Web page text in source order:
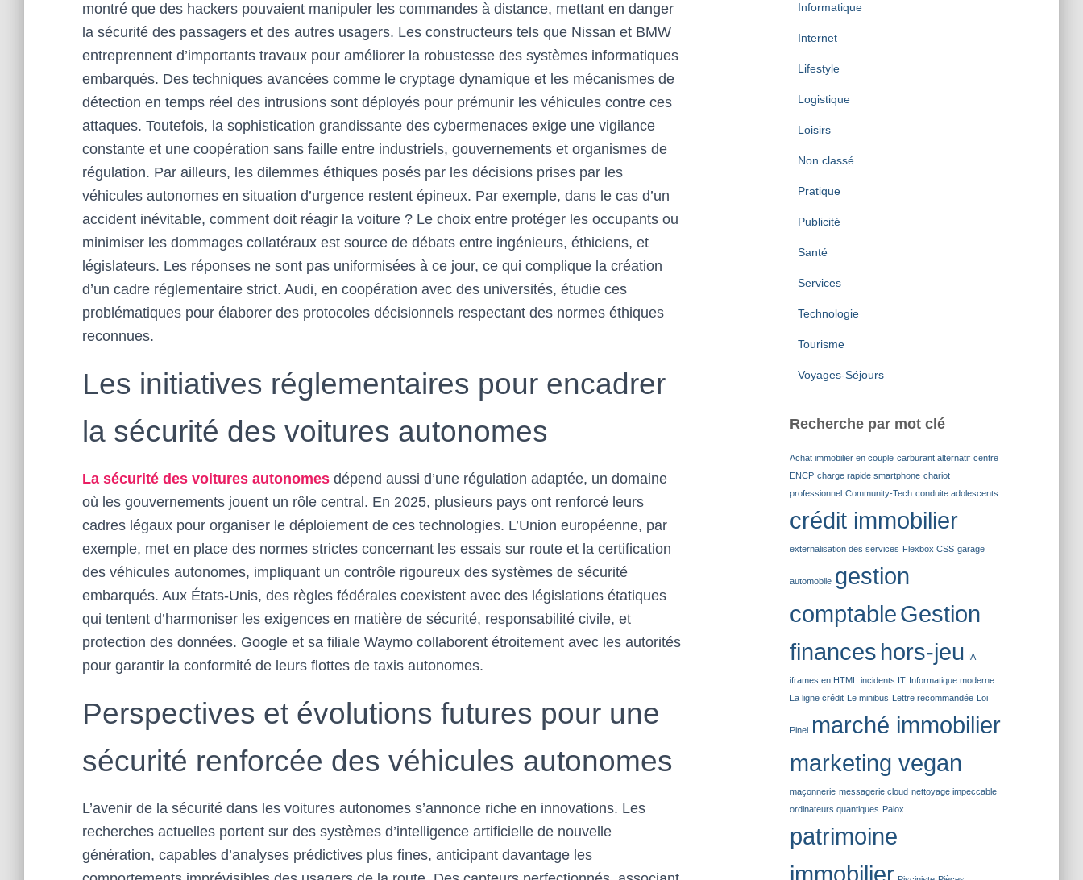
montré que des hackers pouvaient manipuler les commandes à distance, mettant en danger
la sécurité des passagers et des autres usagers. Les constructeurs tels que Nissan et BMW
entreprennent d’importants travaux pour améliorer la robustesse des systèmes informatiques
embarqués. Des techniques avancées comme le cryptage dynamique et les mécanismes de
détection en temps réel des intrusions sont déployés pour prémunir les véhicules contre ces
attaques. Toutefois, la sophistication grandissante des cybermenaces exige une vigilance
constante et une coopération sans faille entre industriels, gouvernements et organismes de
régulation. Par ailleurs, les dilemmes éthiques posés par les décisions prises par les
véhicules autonomes en situation d’urgence restent épineux. Par exemple, dans le cas d’un
accident inévitable, comment doit réagir la voiture ? Le choix entre protéger les occupants ou
minimiser les dommages collatéraux est source de débats entre ingénieurs, éthiciens, et
législateurs. Les réponses ne sont pas uniformisées à ce jour, ce qui complique la création
d’un cadre réglementaire strict. Audi, en coopération avec des universités, étudie ces
problématiques pour élaborer des protocoles décisionnels respectant des normes éthiques
reconnues.
Les initiatives réglementaires pour encadrer
la sécurité des voitures autonomes
La sécurité des voitures autonomes dépend aussi d’une régulation adaptée, un domaine
où les gouvernements jouent un rôle central. En 2025, plusieurs pays ont renforcé leurs
cadres légaux pour organiser le déploiement de ces technologies. L’Union européenne, par
exemple, met en place des normes strictes concernant les essais sur route et la certification
des véhicules autonomes, impliquant un contrôle rigoureux des systèmes de sécurité
embarqués. Aux États-Unis, des règles fédérales coexistent avec des législations étatiques
qui tentent d’harmoniser les exigences en matière de sécurité, responsabilité civile, et
protection des données. Google et sa filiale Waymo collaborent étroitement avec les autorités
pour garantir la conformité de leurs flottes de taxis autonomes.
Perspectives et évolutions futures pour une
sécurité renforcée des véhicules autonomes
L’avenir de la sécurité dans les voitures autonomes s’annonce riche en innovations. Les
recherches actuelles portent sur des systèmes d’intelligence artificielle de nouvelle
génération, capables d’analyses prédictives plus fines, anticipant davantage les
Informatique
Internet
Lifestyle
Logistique
Loisirs
Non classé
Pratique
Publicité
Santé
Services
Technologie
Tourisme
Voyages-Séjours
Recherche par mot clé
Achat immobilier en couple carburant alternatif centre
ENCP charge rapide smartphone chariot
professionnel Community-Tech conduite adolescents
crédit immobilier
externalisation des services Flexbox CSS garage
automobile gestion
comptableGestion
finances hors-jeu IA
iframes en HTML incidents IT
Informatique moderne
La ligne crédit
Le minibus Lettre recommandée Loi
Pinel
marché immobilier
marketing vegan
maçonnerie messagerie cloud nettoyage impeccable
ordinateurs quantiques Palox
patrimoine
immobilier